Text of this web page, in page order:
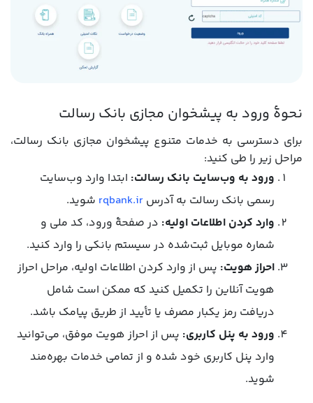
نحوۀ ورود به پیشخوان مجازی بانک رسالت
برای دسترسی به خدمات متنوع پیشخوان مجازی بانک رسالت،
مراحل زیر را طی کنید:
ورود به وب‌سایت بانک رسالت: ابتدا وارد وب‌سایت
رسمی بانک رسالت به آدرس
شوید.
وارد کردن اطلاعات اولیه: در صفحۀ ورود، کد ملی و
شماره موبایل ثبت‌شده در سیستم بانکی را وارد کنید.
احراز هویت: پس از وارد کردن اطلاعات اولیه، مراحل احراز
هویت آنلاین را تکمیل کنید که ممکن است شامل
دریافت رمز یکبار مصرف یا تأیید از طریق پیامک باشد.
ورود به پنل کاربری: پس از احراز هویت موفق، می‌توانید
وارد پنل کاربری خود شده و از تمامی خدمات بهره‌مند
شوید.